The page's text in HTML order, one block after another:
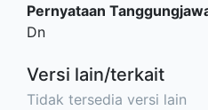
Pernyataan
Dn
Versi lain/terkait
Tidak tersedia versi lain